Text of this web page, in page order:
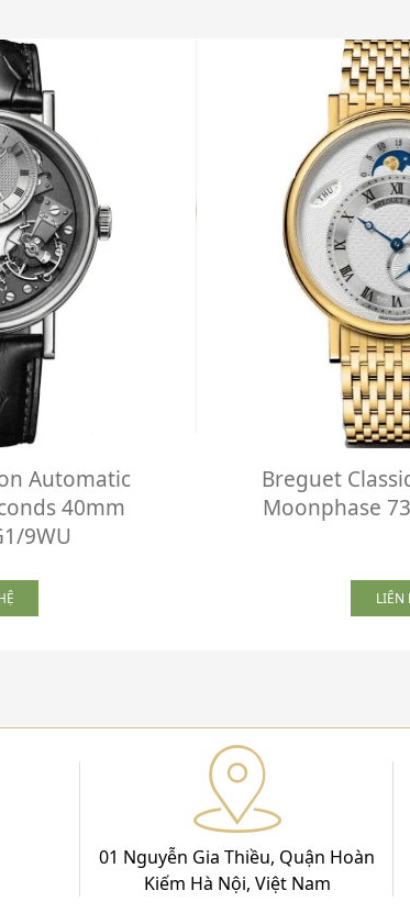
Automatic
40mm
9WU
Breguet
Moonphase
LIÊN
01 Nguyễn Gia Thiều, Quận Hoàn
Kiếm Hà Nội, Việt Nam